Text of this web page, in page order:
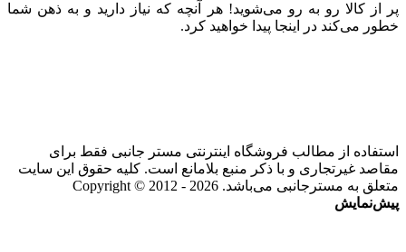
پر از کالا رو به رو می‌شوید! هر آنچه که نیاز دارید و به ذهن شما
خطور می‌کند در اینجا پیدا خواهید کرد.
استفاده از مطالب فروشگاه اینترنتی مستر جانبی فقط برای
مقاصد غیرتجاری و با ذکر منبع بلامانع است. کلیه حقوق این سایت
متعلق به مسترجانبی می‌باشد. Copyright © 2012 - 2026
پیش‌نمایش